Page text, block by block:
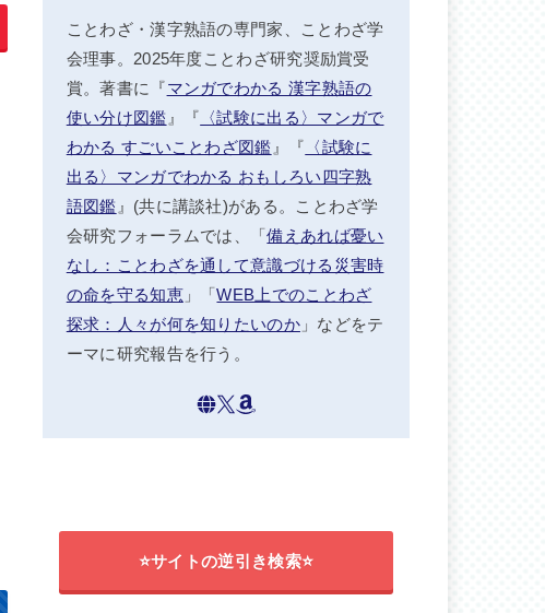
ことわざ・漢字熟語の専門家、ことわざ学
会理事。2025年度ことわざ研究奨励賞受
賞。著書に『マンガでわかる 漢字熟語の
使い分け図鑑 』『 〈試験に出る〉マンガで
わかる すごいことわざ図鑑 』『 〈試験に
出る〉マンガでわかる おもしろい四字熟
語図鑑 』(共に講談社)がある。ことわざ学
会研究フォーラムでは、「備えあれば憂い
なし：ことわざを通して意識づける災害時
の命を守る知恵」「WEB上でのことわざ
探求：人々が何を知りたいのか」などをテ
ーマに研究報告を行う。
⭐サイトの逆引き検索⭐